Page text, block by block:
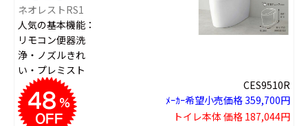
ネオレストRS1
人気の基本機能：
リモコン便器洗
浄・ノズルきれ
い・プレミスト
CES9510R
ﾒｰｶｰ希望小売価格 359,700円
トイレ本体 価格 187,044円